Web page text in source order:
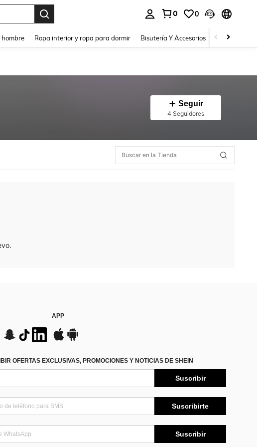
0 0
hombre Ropa interior y ropa para dormir Bisutería Y Accesorios Zapatos
Seguir
4 Seguidores
APP
OFERTAS EXCLUSIVAS, PROMOCIONES Y NOTICIAS DE SHEIN
Suscribir
Suscribirte
Suscribir